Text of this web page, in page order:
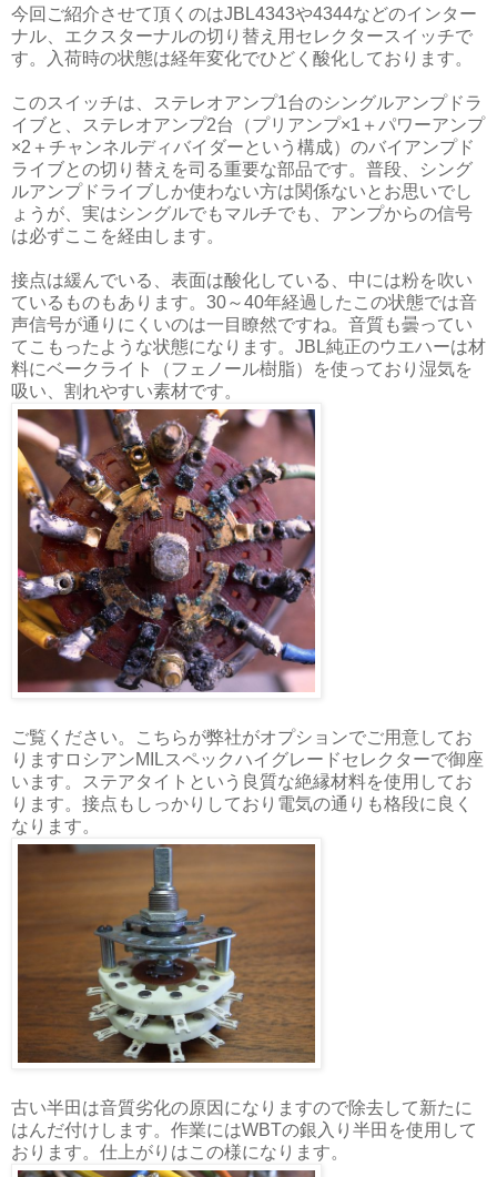
今回ご紹介させて頂くのはJBL4343や4344などのインター
ナル、エクスターナルの切り替え用セレクタースイッチで
す。入荷時の状態は経年変化でひどく酸化しております。
このスイッチは、ステレオアンプ1台のシングルアンプドラ
イブと、ステレオアンプ2台（プリアンプ×1＋パワーアンプ
×2＋チャンネルディバイダーという構成）のバイアンプド
ライブとの切り替えを司る重要な部品です。普段、シング
ルアンプドライブしか使わない方は関係ないとお思いでし
ょうが、実はシングルでもマルチでも、アンプからの信号
は必ずここを経由します。
接点は緩んでいる、表面は酸化している、中には粉を吹い
ているものもあります。30～40年経過したこの状態では音
声信号が通りにくいのは一目瞭然ですね。音質も曇ってい
てこもったような状態になります。JBL純正のウエハーは材
料にベークライト（フェノール樹脂）を使っており湿気を
吸い、割れやすい素材です。
ご覧ください。こちらが弊社がオプションでご用意してお
りますロシアンMILスペックハイグレードセレクターで御座
います。ステアタイトという良質な絶縁材料を使用してお
ります。接点もしっかりしており電気の通りも格段に良く
なります。
古い半田は音質劣化の原因になりますので除去して新たに
はんだ付けします。作業にはWBTの銀入り半田を使用して
おります。仕上がりはこの様になります。